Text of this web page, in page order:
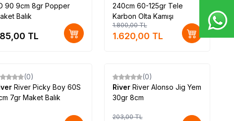
90 9cm 8gr Popper
Balık
TL
240cm 60-125gr Tele
Karbon Olta Kamışı
1.800,00TL
1.620,00 TL
(0)
River Picky Boy 60S
7gr Maket Balık
%20
(0)
River River Alonso Jig Yem
30gr 8cm
203,00TL